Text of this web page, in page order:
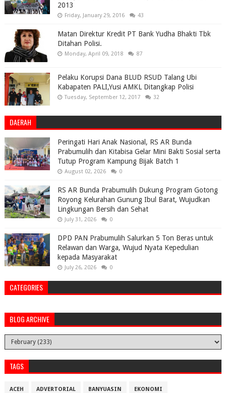
2013
Friday, January 29, 2016 43
Matan Direktur Kredit PT Bank Yudha Bhakti Tbk
Ditahan Polisi.
Monday, April 09, 2018 87
Pelaku Korupsi Dana BLUD RSUD Talang Ubi
Kabapaten PALI,Yusi AMKL Ditangkap Polisi
Tuesday, September 12, 2017 32
DAERAH
Peringati Hari Anak Nasional, RS AR Bunda
Prabumulih dan Kitabisa Gelar Mini Bakti Sosial serta
Tutup Program Kampung Bijak Batch 1
August 02, 2026 0
RS AR Bunda Prabumulih Dukung Program Gotong
Royong Kelurahan Gunung Ibul Barat, Wujudkan
Lingkungan Bersih dan Sehat
July 31, 2026 0
DPD PAN Prabumulih Salurkan 5 Ton Beras untuk
Relawan dan Warga, Wujud Nyata Kepedulian
kepada Masyarakat
July 26, 2026 0
CATEGORIES
BLOG ARCHIVE
TAGS
ACEH ADVERTORIAL BANYUASIN EKONOMI